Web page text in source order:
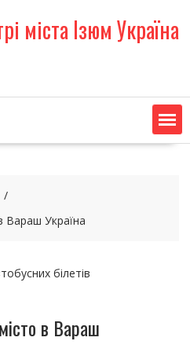
міста Ізюм Україна
Вараш Україна
в Вараш